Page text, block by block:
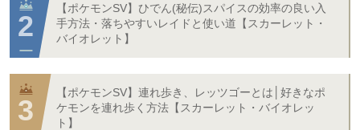
【ポケモンSV】ひでん(秘伝)スパイスの効率の良い入
手方法・落ちやすいレイドと使い道【スカーレット・
バイオレット】
【ポケモンSV】連れ歩き、レッツゴーとは│好きなポ
ケモンを連れ歩く方法【スカーレット・バイオレッ
ト】